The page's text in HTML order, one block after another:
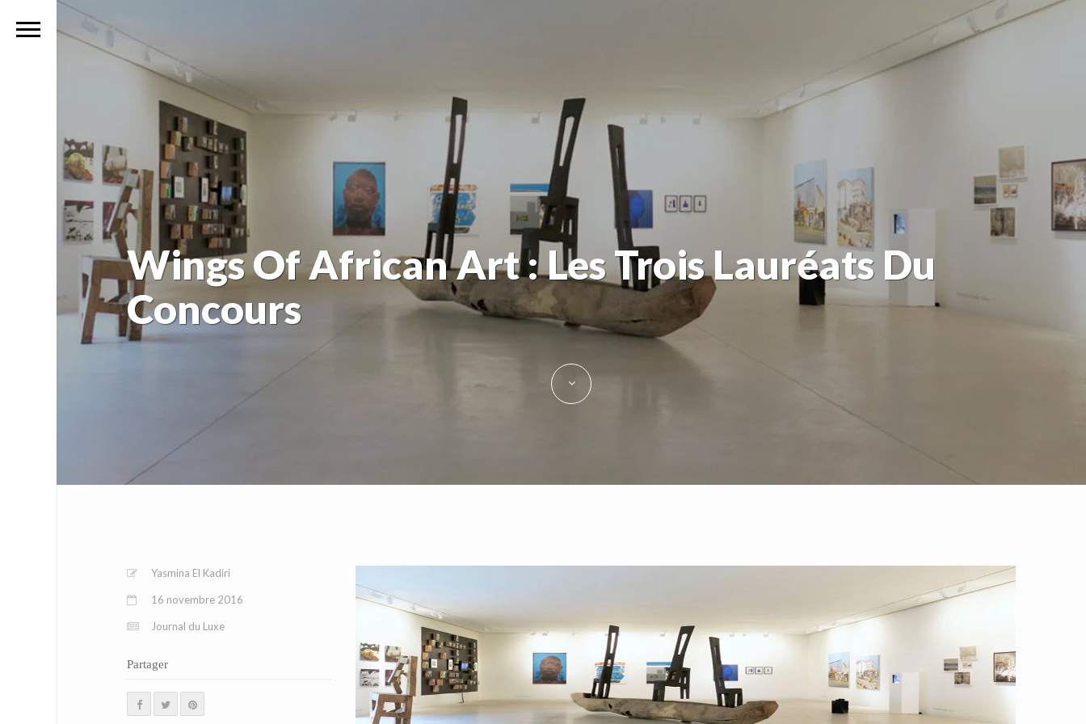
Wings Of African Art : Les Trois Lauréats Du
Concours
Yasmina El Kadiri
16 novembre 2016
Journal du Luxe
Partager